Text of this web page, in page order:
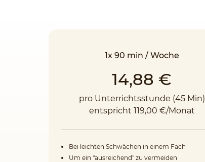
1x 90 min / Woche
14,88 €
pro Unterrichtsstunde (45 Min)
entspricht 119,00 €/Monat
Bei leichten Schwächen in einem Fach
Um ein "ausreichend" zu vermeiden